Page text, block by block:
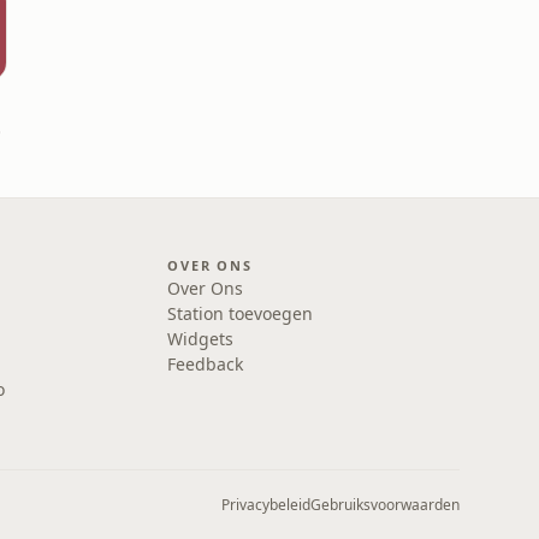
OVER ONS
Over Ons
Station toevoegen
Widgets
Feedback
PrivacybeleidGebruiksvoorwaarden